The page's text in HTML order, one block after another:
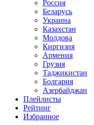
Россия
Беларусь
Украина
Казахстан
Молдова
Киргизия
Армения
Грузия
Таджикистан
Болгария
Азербайджан
Плейлисты
Рейтинг
Избранное